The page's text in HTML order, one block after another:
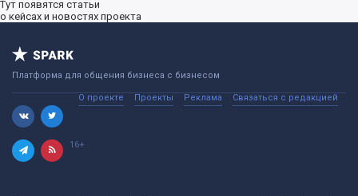
Тут появятся статьи
о кейсах и новостях проекта
Платформа для общения бизнеса с бизнесом
О проекте Проекты Реклама Связаться с редакцией
16+